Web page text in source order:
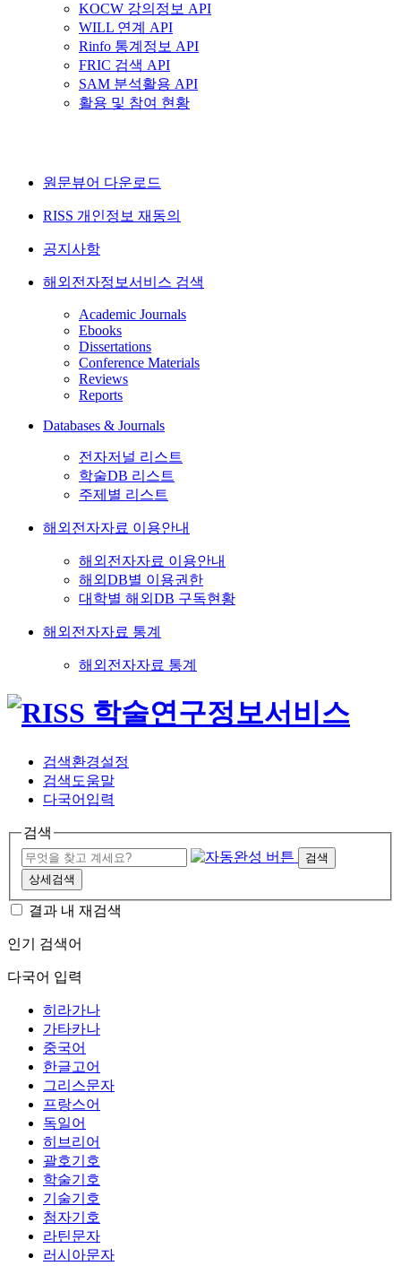
KOCW 강의정보 API
WILL 연계 API
Rinfo 통계정보 API
FRIC 검색 API
SAM 분석활용 API
활용 및 참여 현황
원문뷰어 다운로드
RISS 개인정보 재동의
공지사항
해외전자정보서비스 검색
Academic Journals
Ebooks
Dissertations
Conference Materials
Reviews
Reports
Databases & Journals
전자저널 리스트
학술DB 리스트
주제별 리스트
해외전자자료 이용안내
해외전자자료 이용안내
해외DB별 이용권한
대학별 해외DB 구독현황
해외전자자료 통계
해외전자자료 통계
검색환경설정
검색도움말
다국어입력
검색
검색
상세검색
결과 내 재검색
인기 검색어
다국어 입력
히라가나
가타카나
중국어
한글고어
그리스문자
프랑스어
독일어
히브리어
괄호기호
학술기호
기술기호
첨자기호
라틴문자
러시아문자